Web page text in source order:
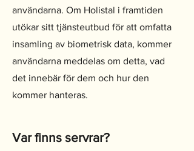
användarna. Om Holistal i framtiden
utökar sitt tjänsteutbud för att omfatta
insamling av biometrisk data, kommer
användarna meddelas om detta, vad
det innebär för dem och hur den
kommer hanteras.
Var finns servrar?